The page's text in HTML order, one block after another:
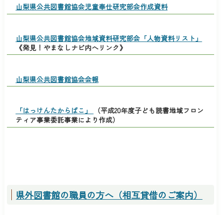
山梨県公共図書館協会児童奉仕研究部会作成資料
山梨県公共図書館協会地域資料研究部会「人物資料リスト」
《発見！やまなしナビ内へリンク》
山梨県公共図書館協会会報
「はっけんたからばこ」
（平成20年度子ども読書地域フロン
ティア事業委託事業により作成）
県外図書館の職員の方へ（相互貸借のご案内）